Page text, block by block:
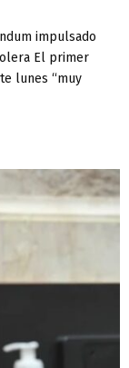
impulsado
El primer
lunes “muy